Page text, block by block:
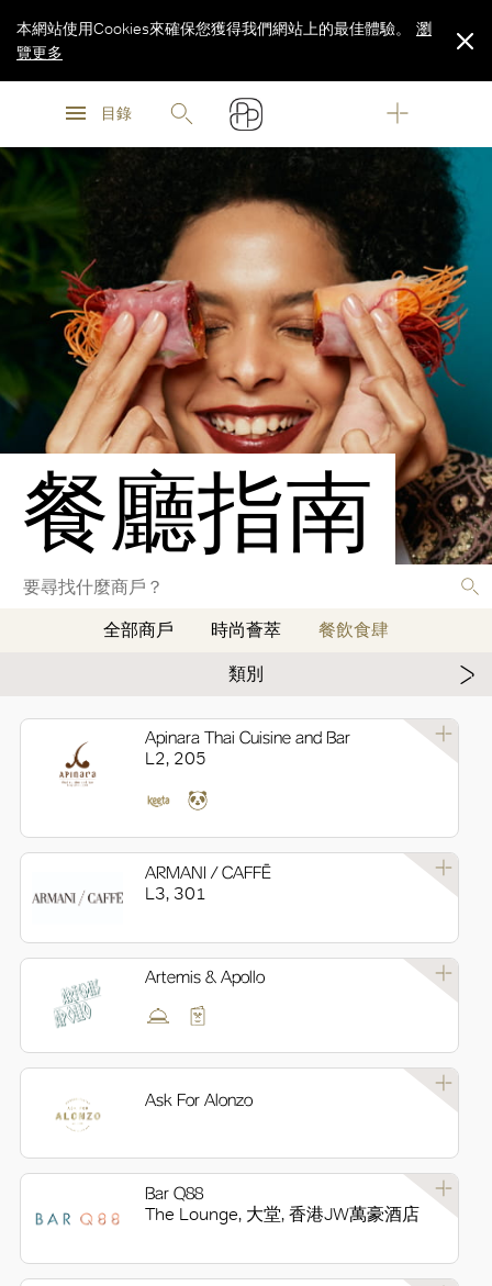
瀏
目錄
本網站使用Cookies來確保您獲得我們網站上的最佳體驗。
瀏
覽更多
餐廳指南
全部商戶 時尚薈萃 餐飲食肆
類別
Apinara Thai Cuisine and Bar
L2, 205
ARMANI / CAFFĒ
L3, 301
Artemis & Apollo
Ask For Alonzo
Bar Q88
The Lounge, 大堂, 香港JW萬豪酒店